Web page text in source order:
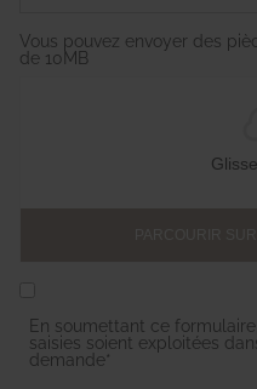
Vous pouvez envoyer des
de 10MB
En soumettant ce
saisies soient exploitées
demande*